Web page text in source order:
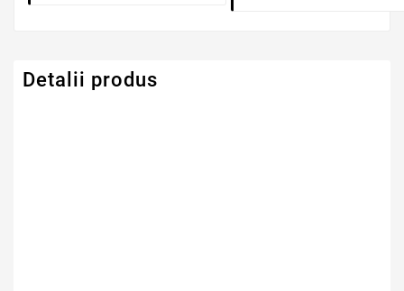
Detalii produs